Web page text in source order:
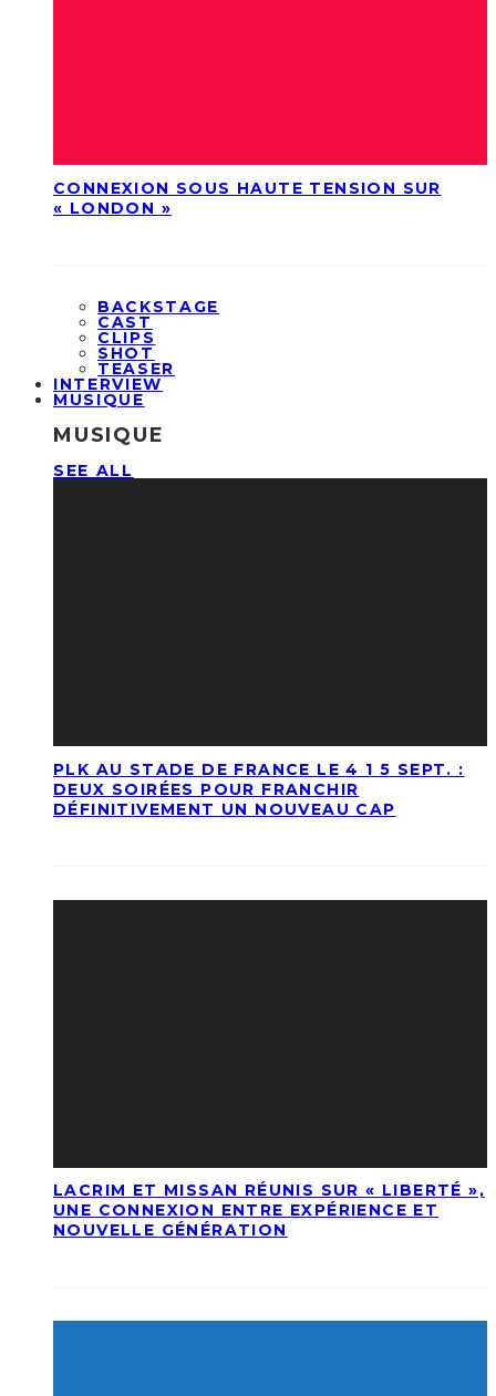
CONNEXION SOUS HAUTE TENSION SUR
« LONDON »
BACKSTAGE
CAST
CLIPS
SHOT
TEASER
INTERVIEW
MUSIQUE
MUSIQUE
SEE ALL
PLK AU STADE DE FRANCE LE 4 1 5 SEPT. :
DEUX SOIRÉES POUR FRANCHIR
DÉFINITIVEMENT UN NOUVEAU CAP
LACRIM ET MISSAN RÉUNIS SUR « LIBERTÉ »,
UNE CONNEXION ENTRE EXPÉRIENCE ET
NOUVELLE GÉNÉRATION